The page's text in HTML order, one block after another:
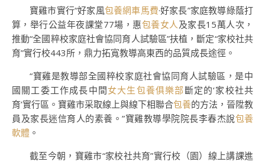
寶雞市實行“好家風包養網車馬費·好家長”家庭教導綠蔭打
算，舉行公益年夜課堂77場，惠包養女人及家長15萬人次，
推動“全國粹校家庭社會協同育人試驗區”扶植，斷定“家校社共
育”實行校443所，鼎力拓寬教導高東西的品質成長途徑。
“寶雞是教導部全國粹校家庭社會協同育人試驗區，是中
國關工委工作成長中間女大生包養俱樂部 斷定的‘家校社共
育’實行區。寶雞市采取線上與線下相聯合包養的方法，晉陞教
員及家長迷信育人的素養。”寶雞教導學院院長李春杰說包養
軟體 。
截至今朝，寶雞市“家校社共育”實行校（園）線上講課進